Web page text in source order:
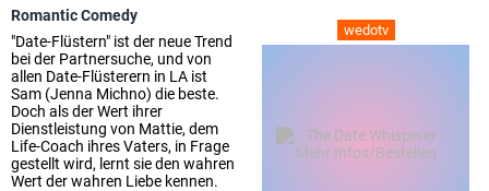
wedotv
Romantic Comedy
"Date-Flüstern" ist der neue Trend
bei der Partnersuche, und von
allen Date-Flüsterern in LA ist
Sam (Jenna Michno) die beste.
Doch als der Wert ihrer
Dienstleistung von Mattie, dem
Life-Coach ihres Vaters, in Frage
gestellt wird, lernt sie den wahren
Wert der wahren Liebe kennen.